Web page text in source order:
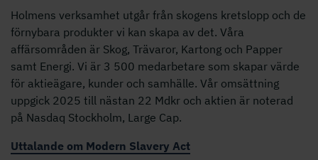
Holmens verksamhet utgår från skogens kretslopp och de
förnybara produkter vi kan skapa av det. Våra
affärsområden är Skog, Trävaror, Kartong och Papper
samt Energi. Vi är 3 500 medarbetare som skapar värde
för aktieägare, kunder och samhälle. Vår omsättning
uppgick 2025 till nästan 22 Mdkr och aktien är noterad
på Nasdaq Stockholm, Large Cap.
Uttalande om Modern Slavery Act